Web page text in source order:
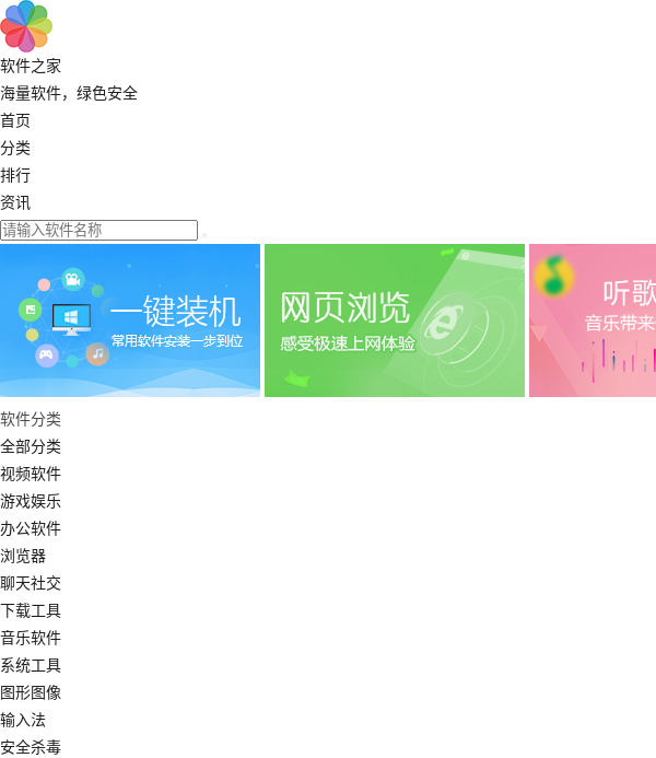
软件之家
海量软件，绿色安全
首页
分类
排行
资讯
软件分类
全部分类
视频软件
游戏娱乐
办公软件
浏览器
聊天社交
下载工具
音乐软件
系统工具
图形图像
输入法
安全杀毒